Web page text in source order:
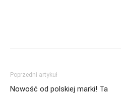
Poprzedni artykuł
Nowość od polskiej marki! Ta